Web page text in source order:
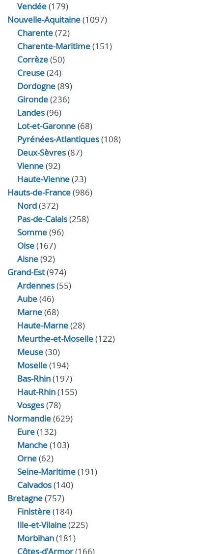
Vendée(179)
Nouvelle-Aquitaine(1097)
Charente(72)
Charente-Maritime(151)
Corrèze(50)
Creuse(24)
Dordogne(89)
Gironde(236)
Landes(96)
Lot-et-Garonne(68)
Pyrénées-Atlantiques(108)
Deux-Sèvres(87)
Vienne(92)
Haute-Vienne(23)
Hauts-de-France(986)
Nord(372)
Pas-de-Calais(258)
Somme(96)
Oise(167)
Aisne(92)
Grand-Est(974)
Ardennes(55)
Aube(46)
Marne(68)
Haute-Marne(28)
Meurthe-et-Moselle(122)
Meuse(30)
Moselle(194)
Bas-Rhin(197)
Haut-Rhin(155)
Vosges(78)
Normandie(629)
Eure(132)
Manche(103)
Orne(62)
Seine-Maritime(191)
Calvados(140)
Bretagne(757)
Finistère(184)
Ille-et-Vilaine(225)
Morbihan(181)
Côtes-d'Armor(166)